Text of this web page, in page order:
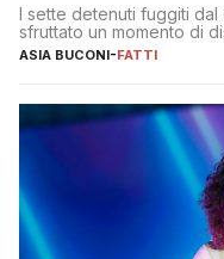
I sette detenuti fuggiti
sfruttato un momento di
ASIA BUCONI-FATTI